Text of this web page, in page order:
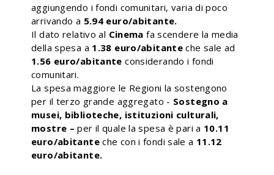
aggiungendo i fondi comunitari, varia di poco
arrivando a 5.94 euro/abitante.
Il dato relativo al Cinemafa scendere la media
della spesa a 1.38 euro/abitanteche sale ad
1.56 euro/abitanteconsiderando i fondi
comunitari.
La spesa maggiore le Regioni la sostengono
per il terzo grande aggregato - Sostegno a
musei, biblioteche, istituzioni culturali,
mostre –per il quale la spesa è pari a 10.11
euro/abitanteche con i fondi sale a 11.12
euro/abitante.